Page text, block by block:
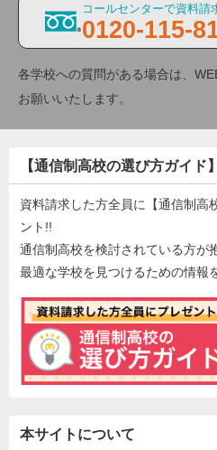
コールセンターで資料請
0120-115-
各学校への質問がある場合は、
お願いいたします。
【通信制高校の選び方ガイド
資料請求した方全員に【通信制高
ント!!
通信制高校を検討されている方が
最適な学校を見つけるための情報
本サイトについて